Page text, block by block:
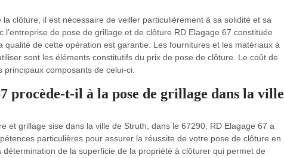
clôture, il est nécessaire de veiller particulièrement à sa solidité et sa
l’entreprise de pose de grillage et de clôture RD Elagage 67 constituée
qualité de cette opération est garantie. Les fournitures et les matériaux à
sont les éléments constitutifs du prix de pose de clôture. Le coût de
principaux composants de celui-ci.
procède-t-il à la pose de grillage dans la ville
et grillage sise dans la ville de Struth, dans le 67290, RD Elagage 67 a
particulières pour assurer la réussite de votre pose de clôture en
de la superficie de la propriété à clôturer qui permet de